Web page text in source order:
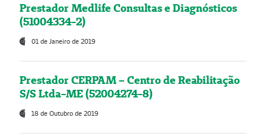
Prestador Medlife Consultas e Diagnósticos
(51004334-2)
01 de Janeiro de 2019
Prestador CERPAM – Centro de Reabilitação
S/S Ltda-ME (52004274-8)
18 de Outubro de 2019